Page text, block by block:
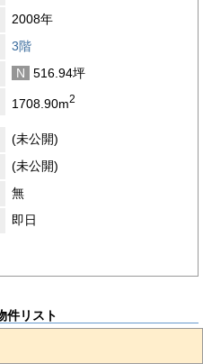
2008年
3階
N
516.94坪
1708.90m2
(未公開)
(未公開)
無
即日
件リスト